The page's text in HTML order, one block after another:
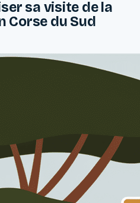
sa visite de la
Corse du Sud